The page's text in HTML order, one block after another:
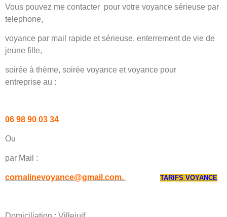
Vous pouvez me contacter pour votre voyance sérieuse par
telephone,
voyance par mail rapide et sérieuse, enterrement de vie de
jeune fille,
soirée à thème, soirée voyance et voyance pour
entreprise au :
06 98 90 03 34
Ou
par Mail :
cornalinevoyance@gmail.com. TARIFS VOYANCE